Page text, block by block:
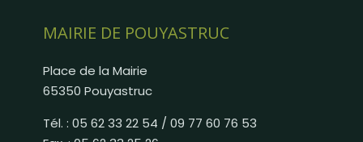
MAIRIE DE POUYASTRUC
Place de la Mairie
65350 Pouyastruc
Tél. : 05 62 33 22 54 / 09 77 60 76 53